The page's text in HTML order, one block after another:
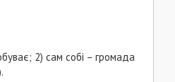
2) сам собі – громада